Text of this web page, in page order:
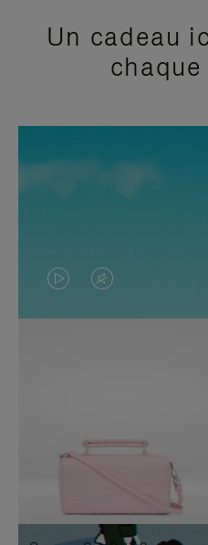
Un cadeau
LA
VIDÉO
PAUSE,
APPUYEZ
SUR
LE
SON